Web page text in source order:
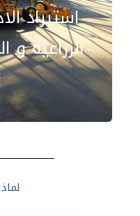
استيراد
الزراعية و